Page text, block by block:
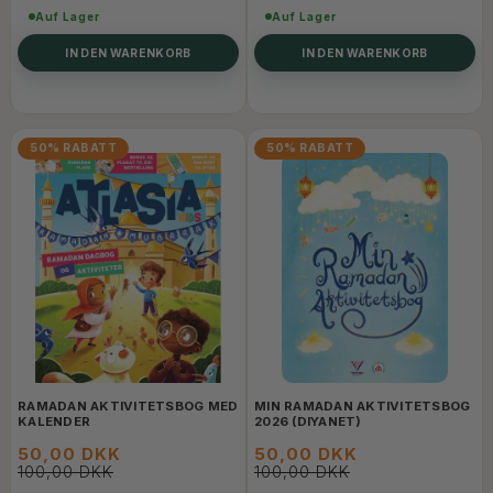
Auf Lager
IN DEN WARENKORB
Auf Lager
IN DEN WARENKORB
50% RABATT
RAMADAN AKTIVITETSBOG MED
KALENDER
50,00 DKK
100,00 DKK
50% RABATT
MIN RAMADAN AKTIVITETSBOG
2026 (DIYANET)
50,00 DKK
100,00 DKK